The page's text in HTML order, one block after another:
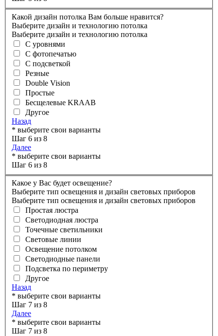
Какой дизайн потолка Вам больше нравится?
Выберите дизайн и технологию потолка
Выберите дизайн и технологию потолка
С уровнями
С фотопечатью
С подсветкой
Резные
Double Vision
Простые
Бесщелевые KRAAB
Другое
Назад
* выберите свои варианты
Шаг 6 из 8
Далее
* выберите свои варианты
Шаг 6 из 8
Какое у Вас будет освещение?
Выберите тип освещения и дизайн световых приборов
Выберите тип освещения и дизайн световых приборов
Простая люстра
Светодиодная люстра
Точечные светильники
Световые линии
Освещение потолком
Светодиодные панели
Подсветка по периметру
Другое
Назад
* выберите свои варианты
Шаг 7 из 8
Далее
* выберите свои варианты
Шаг 7 из 8